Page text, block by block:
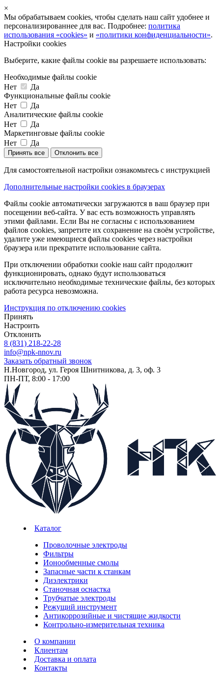
×
Мы обрабатываем cookies, чтобы сделать наш сайт удобнее и
персонализированнее для вас. Подробнее: политика
использования «cookies» и «политики конфиденциальности».
Настройки cookies
Выберите, какие файлы cookie вы разрешаете использовать:
Необходимые файлы cookie
Нет
Да
Функциональные файлы cookie
Нет
Да
Аналитические файлы cookie
Нет
Да
Маркетинговые файлы cookie
Нет
Да
Принять все Отклонить все
Для самостоятельной настройки ознакомьтесь с инструкцией
Дополнительные настройки cookies в браузерах
Файлы cookie автоматически загружаются в ваш браузер при
посещении веб-сайта. У вас есть возможность управлять
этими файлами. Если Вы не согласны с использованием
файлов cookies, запретите их сохранение на своём устройстве,
удалите уже имеющиеся файлы cookies через настройки
браузера или прекратите использование сайта.
При отключении обработки cookie наш сайт продолжит
функционировать, однако будут использоваться
исключительно необходимые технические файлы, без которых
работа ресурса невозможна.
Инструкция по отключению cookies
Принять
Настроить
Отклонить
8 (831) 218-22-28
info@npk-nnov.ru
Заказать обратный звонок
Н.Новгород, ул. Героя Шнитникова, д. 3, оф. 3
ПН-ПТ, 8:00 - 17:00
Каталог
Проволочные электроды
Фильтры
Ионообменные смолы
Запасные части к станкам
Диэлектрики
Станочная оснастка
Трубчатые электроды
Режущий инструмент
Антикоррозийные и чистящие жидкости
Контрольно-измерительная техника
О компании
Клиентам
Доставка и оплата
Контакты